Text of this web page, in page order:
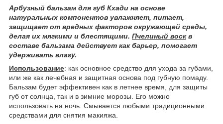
Арбузный бальзам для губ Кхади на основе
натуральных компонентов увлажняет, питает,
защищает от вредных факторов окружающей среды,
делая их мягкими и блестящими. Пчелиный воскв
составе бальзама действует как барьер, помогает
удерживать влагу.
Использование: как основное средство для ухода за губами,
или же как лечебная и защитная основа под губную помаду.
Бальзам будет эффективен как в летнее время, для защиты
губ от солнца, так и в зимние морозы. Его можно
использовать на ночь. Смывается любыми традиционными
средствами для снятия макияжа.